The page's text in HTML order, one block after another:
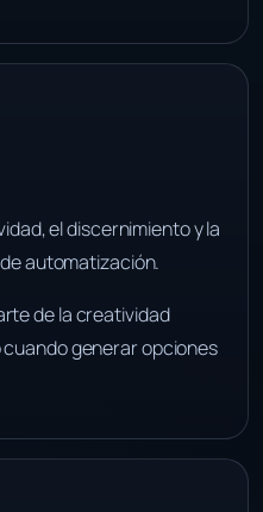
el discernimiento y la
automatización.
de la creatividad
generar opciones